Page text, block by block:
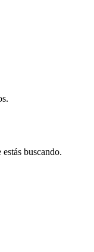
buscando.